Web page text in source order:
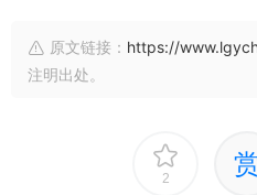
原文链接： https://
注明出处。
2